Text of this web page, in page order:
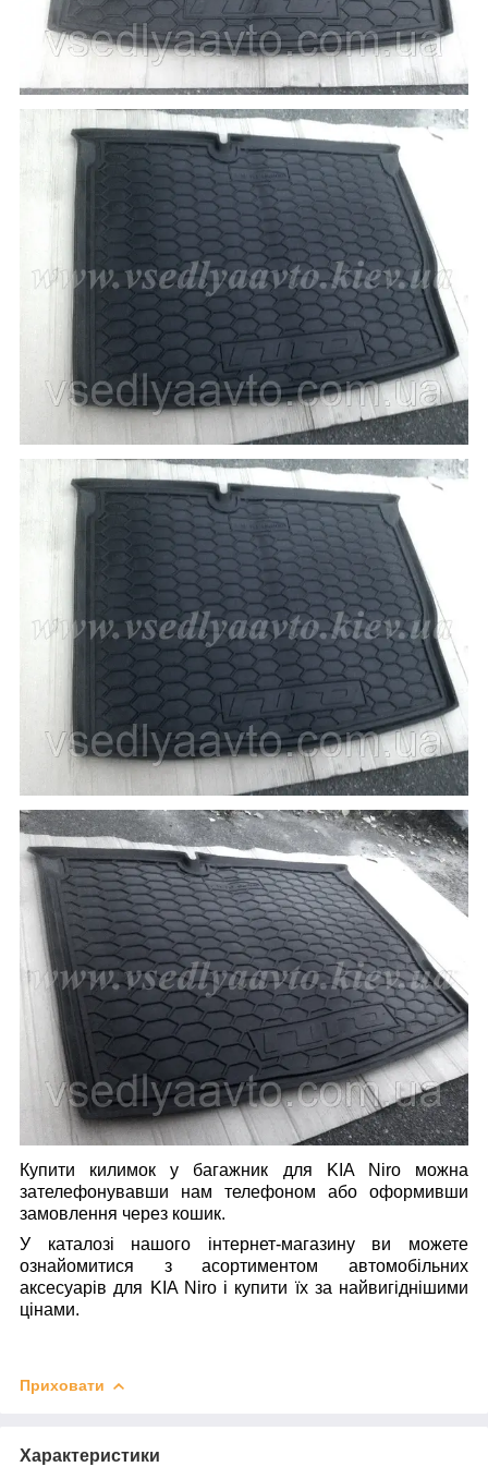
Купити килимок у багажник для KIA Niroможна
зателефонувавши нам телефоном або оформивши
замовлення через кошик.
У каталозі нашого інтернет-магазину ви можете
ознайомитися з асортиментом автомобільних
аксесуарів для KIA Niro і купити їх за найвигіднішими
цінами.
Приховати
Характеристики